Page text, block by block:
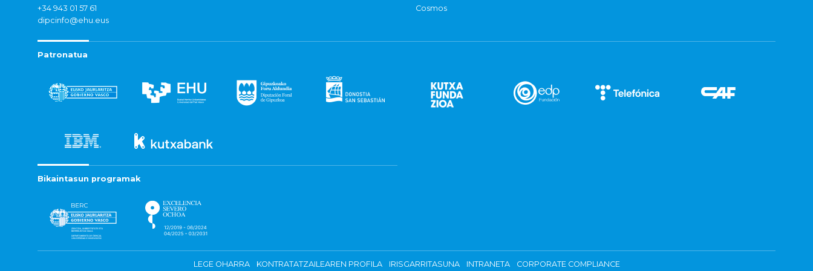
+34 943 01 57 61
dipcinfo@ehu.eus
Cosmos
Patronatua
Bikaintasun programak
LEGE OHARRA KONTRATATZAILEAREN PROFILA IRISGARRITASUNA INTRANETA CORPORATE COMPLIANCE